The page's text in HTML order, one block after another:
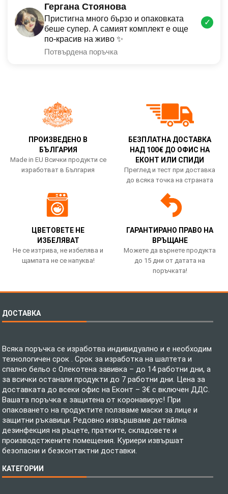
Гергана Стоянова
Пристигна много бързо и опаковката
беше супер. А самият комплект е още
по-красив на живо ✨
Потвърдена поръчка
✓
ПРОИЗВЕДЕНО В
БЪЛГАРИЯ
Made in EU Всички продукти се
изработват в България
БЕЗПЛАТНА ДОСТАВКА
НАД 100€ ДО ОФИС НА
ЕКОНТ ИЛИ СПИДИ
Преглед и тест при доставка
до всяка точка на страната
ЦВЕТОВЕТЕ НЕ
ИЗБЕЛЯВАТ
Не се изтрива, не избелява и
щампата не се напуква!
ГАРАНТИРАНО ПРАВО НА
ВРЪЩАНЕ
Можете да върнете продукта
до 15 дни от датата на
поръчката!
ДОСТАВКА
Всяка поръчка се изработва индивидуално и е необходим
технологичен срок . Срок за изработка на шалтета и
спално бельо с Олекотена завивка – до 14 работни дни, а
за всички останали продукти до 7 работни дни. Цена за
доставката до всеки офис на Еконт – 3€ с включен ДДС.
Вашата поръчка е защитена от коронавирус! При
опаковането на продуктите ползваме маски за лице и
защитни ръкавици. Редовно извършваме детайлна
дезинфекция на ръцете, пратките, складовете и
производстжените помещения. Куриери извършат
безопасни и безконтактни доставки.
КАТЕГОРИИ